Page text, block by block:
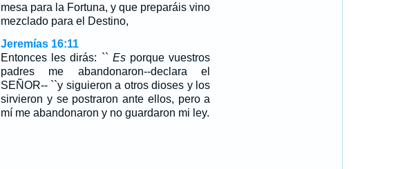
mesa para la Fortuna, y que preparáis vino
mezclado para el Destino,
Jeremías 16:11
Entonces les dirás: `` Esporque vuestros
padres me abandonaron--declara el
SEÑOR-- ``y siguieron a otros dioses y los
sirvieron y se postraron ante ellos, pero a
mí me abandonaron y no guardaron mi ley.